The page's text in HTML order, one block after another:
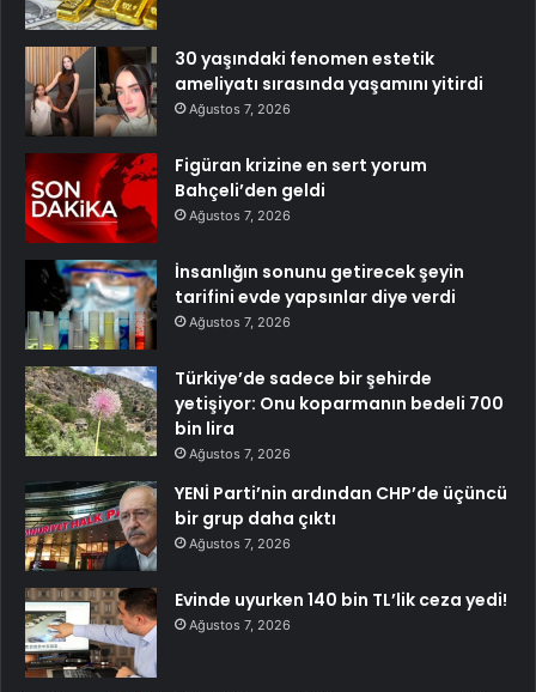
30 yaşındaki fenomen estetik
ameliyatı sırasında yaşamını yitirdi
Ağustos 7, 2026
Figüran krizine en sert yorum
Bahçeli’den geldi
Ağustos 7, 2026
İnsanlığın sonunu getirecek şeyin
tarifini evde yapsınlar diye verdi
Ağustos 7, 2026
Türkiye’de sadece bir şehirde
yetişiyor: Onu koparmanın bedeli 700
bin lira
Ağustos 7, 2026
YENİ Parti’nin ardından CHP’de üçüncü
bir grup daha çıktı
Ağustos 7, 2026
Evinde uyurken 140 bin TL’lik ceza yedi!
Ağustos 7, 2026